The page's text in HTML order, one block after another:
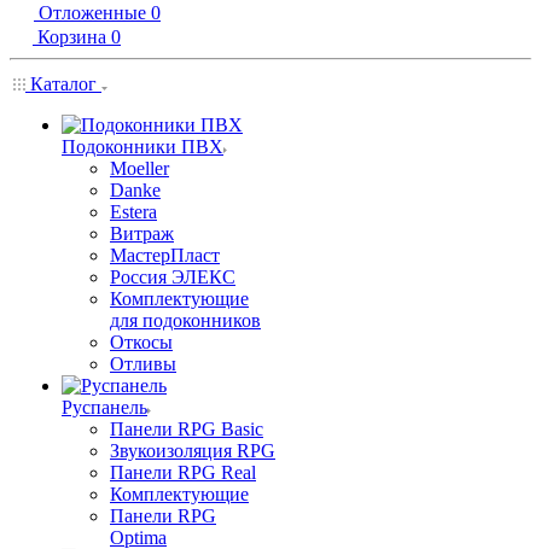
Отложенные 0
Корзина 0
Каталог
Подоконники ПВХ
Moeller
Danke
Estera
Витраж
МастерПласт
Россия ЭЛЕКС
Комплектующие
для подоконников
Откосы
Отливы
Руспанель
Панели RPG Basic
Звукоизоляция RPG
Панели RPG Real
Комплектующие
Панели RPG
Optima